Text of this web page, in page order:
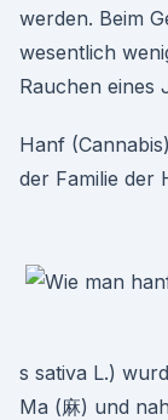
werden. Beim
wesentlich
Rauchen eines
Hanf
der Familie der
s sativa L.)
Ma (麻) und